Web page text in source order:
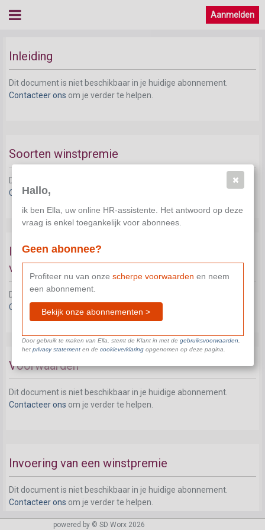
Aanmelden
Inleiding
Dit document is niet beschikbaar in je huidige abonnement.
Contacteer ons om je verder te helpen.
Soorten winstpremie
Dit document is niet beschikbaar in je huidige abonnement.
Contacteer ons
Investeringsspaarplan voor kleine
vennootschappen
Dit document is niet beschikbaar in je huidige abonnement.
Contacteer ons
om je verder te helpen.
Voorwaarden
Dit document is niet beschikbaar in je huidige abonnement.
Contacteer ons om je verder te helpen.
Invoering van een winstpremie
Dit document is niet beschikbaar in je huidige abonnement.
Contacteer ons om je verder te helpen.
powered by © SD Worx 2026
Hallo,
ik ben Ella, uw online HR-assistente. Het antwoord op deze
vraag is enkel toegankelijk voor abonnees.
Geen abonnee?
Profiteer nu van onze scherpe voorwaarden en neem
een abonnement.
Bekijk onze abonnementen >
Door gebruik te maken van Ella, stemt de Klant in met de gebruiksvoorwaarden
het privacy statementen de cookieverklaringopgenomen op deze pagina.